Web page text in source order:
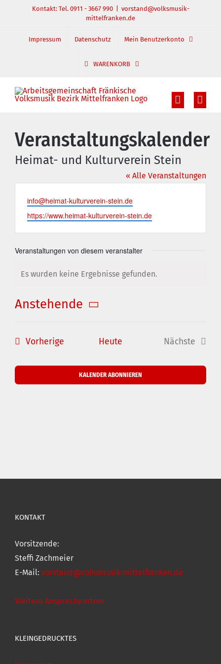
springen
Kontakt: Tel. 0911 - 3667 990
vorstand@volksmusik-
mittelfranken.de
Impressum Datenschutz Mein Benutzerkonto
WARENKORB
Veranstaltungskalender
Heimat- und Kulturverein Stein
« Alle Veranstaltungen
Email
info@heimat-kulturverein-stein.de
Webseite
https://www.heimat-kulturverein-stein.de
Veranstaltungen von diesem veranstalter
Es wurden keine Ergebnisse gefunden.
Anstehende
VorherigeVeranstaltungen
Heute
Nächste
KALENDER ABONNIEREN
KONTAKT
Vorsitzende:
Steffi Zachmeier
E-Mail: vorstand@volksmusik-mittelfranken.de
Weitere Ansprechpartner
KLEINGEDRUCKTES